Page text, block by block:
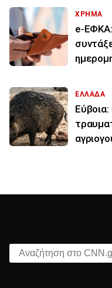
ΧΡΗΜΑ
e-
ΕΛΛΑΔΑ
Αναζήτηση στο CNN.gr